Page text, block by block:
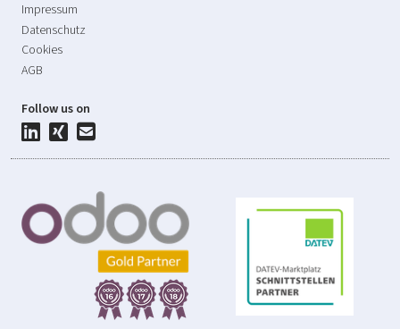
Impressum
Datenschutz
Cookies
AGB
Follow us on